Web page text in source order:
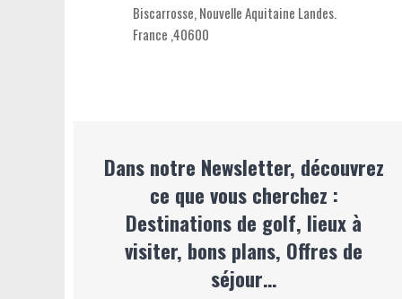
Biscarrosse, Nouvelle Aquitaine Landes.
France ,40600
Dans notre Newsletter, découvrez
ce que vous cherchez :
Destinations de golf, lieux à
visiter, bons plans, Offres de
séjour…